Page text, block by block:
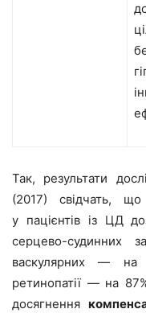
Так, результати
(2017) свідчать,
у пацієнтів із ЦД
серцево-судинних
васкулярних —
ретинопатії — на
досягнення